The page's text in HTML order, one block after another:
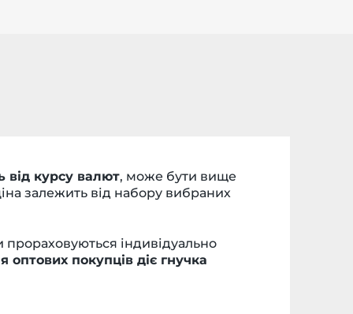
від курсу валют, може бути вище
залежить від набору вибраних
індивідуально
оптових покупців діє гнучка